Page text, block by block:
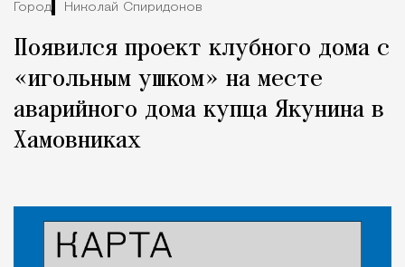
Город Николай Спиридонов
Появился проект клубного дома с
«игольным ушком» на месте
аварийного дома купца Якунина в
Хамовниках